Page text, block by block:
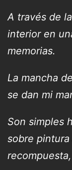
A través de
interior en
memorias.
La mancha
se dan mi
Son simples
sobre pintura